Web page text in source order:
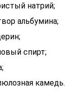
натрий;
альбумина;
спирт;
камедь.